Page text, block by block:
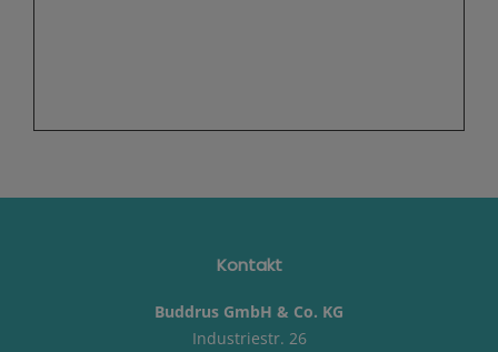
Kontakt
Buddrus GmbH & Co. KG
Industriestr. 26